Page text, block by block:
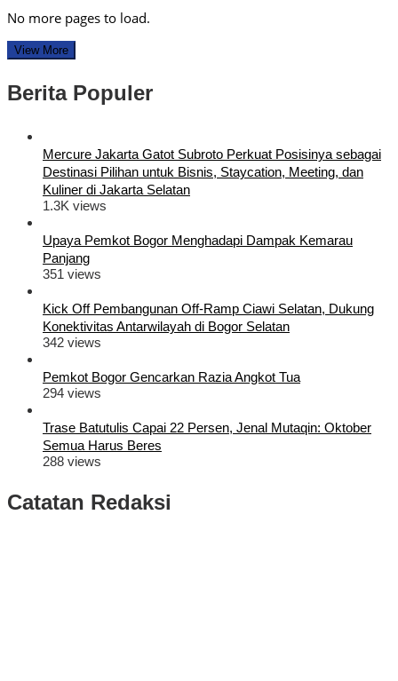
No more pages to load.
View More
Berita Populer
Mercure Jakarta Gatot Subroto Perkuat Posisinya sebagai
Destinasi Pilihan untuk Bisnis, Staycation, Meeting, dan
Kuliner di Jakarta Selatan
1.3K views
Upaya Pemkot Bogor Menghadapi Dampak Kemarau
Panjang
351 views
Kick Off Pembangunan Off-Ramp Ciawi Selatan, Dukung
Konektivitas Antarwilayah di Bogor Selatan
342 views
Pemkot Bogor Gencarkan Razia Angkot Tua
294 views
Trase Batutulis Capai 22 Persen, Jenal Mutaqin: Oktober
Semua Harus Beres
288 views
Catatan Redaksi